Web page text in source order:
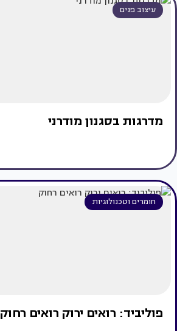
עיצוב פנים
מדרגות בסגנון מודרני
חומרים וטכנולוגיות
פוליביד: רואים ירוק רואים רחוק